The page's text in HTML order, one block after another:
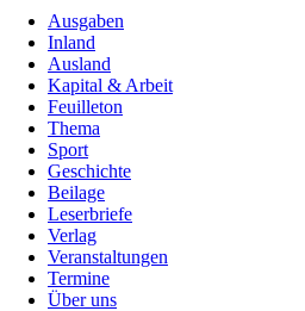
Ausgaben
Inland
Ausland
Kapital & Arbeit
Feuilleton
Thema
Sport
Geschichte
Beilage
Leserbriefe
Verlag
Veranstaltungen
Termine
Über uns